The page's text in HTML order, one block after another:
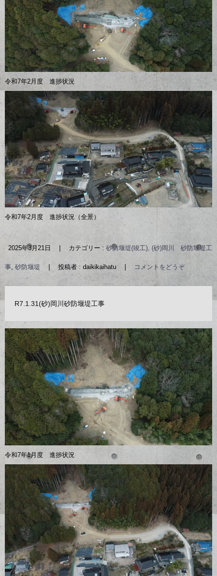
令和7年2月度 進捗状況
令和7年2月度 進捗状況（全景）
2025年3月21日 カテゴリー : 砂防堰堤(竣工), (砂)岡川 砂防堰堤工
事, 砂防堰堤 投稿者 : daikikaihatu コメントをどうぞ
R7.1.31(砂)岡川砂防堰堤工事
令和7年1月度 進捗状況